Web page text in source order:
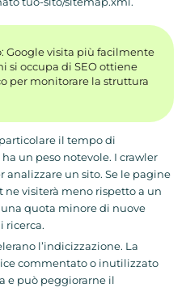
Google visita più facilmente
si occupa di SEO ottiene
per monitorare la struttura
il tempo di
un peso notevole. I crawler
un sito. Se le pagine
visiterà meno rispetto a un
quota minore di nuove
ricerca.
l’indicizzazione. La
commentato o inutilizzato
e può peggiorarne il